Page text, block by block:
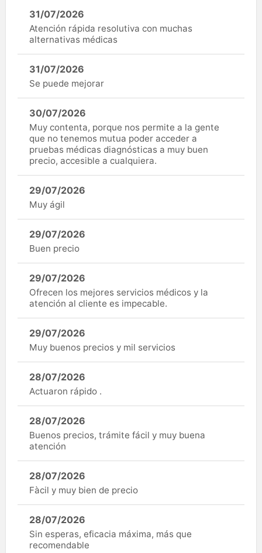
31/07/2026
Atención rápida resolutiva con muchas
alternativas médicas
31/07/2026
Se puede mejorar
30/07/2026
Muy contenta, porque nos permite a la gente
que no tenemos mutua poder acceder a
pruebas médicas diagnósticas a muy buen
precio, accesible a cualquiera.
29/07/2026
Muy ágil
29/07/2026
Buen precio
29/07/2026
Ofrecen los mejores servicios médicos y la
atención al cliente es impecable.
29/07/2026
Muy buenos precios y mil servicios
28/07/2026
Actuaron rápido .
28/07/2026
Buenos precios, trámite fácil y muy buena
atención
28/07/2026
Fàcil y muy bien de precio
28/07/2026
Sin esperas, eficacia máxima, más que
recomendable